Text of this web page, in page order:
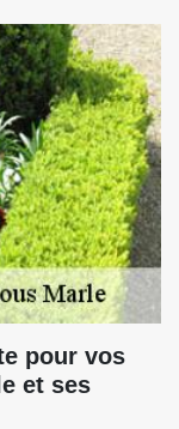
pour vos
et ses